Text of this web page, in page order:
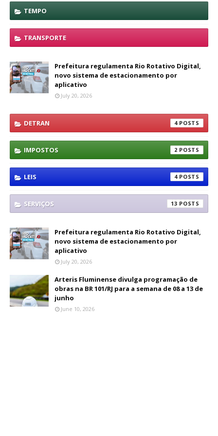
TEMPO
TRANSPORTE
Prefeitura regulamenta Rio Rotativo Digital,
novo sistema de estacionamento por
aplicativo
July 20, 2026
DETRAN 4
IMPOSTOS 2
LEIS 4
SERVIÇOS 13
Prefeitura regulamenta Rio Rotativo Digital,
novo sistema de estacionamento por
aplicativo
July 20, 2026
Arteris Fluminense divulga programação de
obras na BR 101/RJ para a semana de 08 a 13 de
junho
June 10, 2026